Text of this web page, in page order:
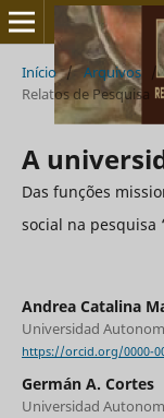
Início / Arquivos /
Relatos de Pesquisa
A
Das funções
social na pesquisa
Andrea Catalina
Universidad
https://orcid.org/0000-
Germán A. Cortes
Universidad